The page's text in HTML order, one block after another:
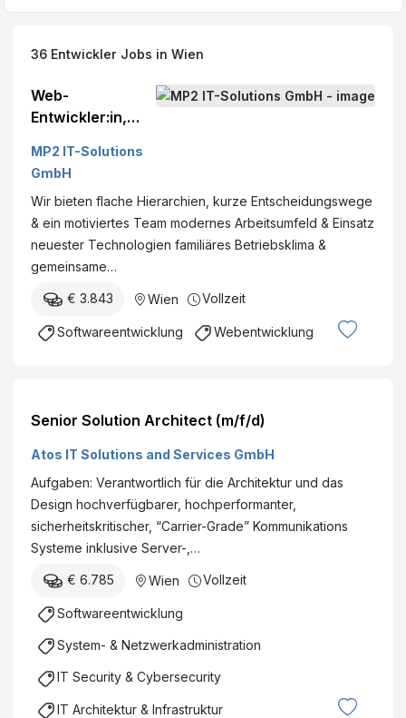
36 Entwickler Jobs in Wien
Web-
Entwickler:in,
MP2 IT
MP2 IT-Solutions
GmbH
Wir bieten flache Hierarchien, kurze Entscheidungswege
& ein motiviertes Team modernes Arbeitsumfeld & Einsatz
neuester Technologien familiäres Betriebsklima &
gemeinsame…
€ 3.843 Wien Vollzeit
Softwareentwicklung Webentwicklung
Senior Solution Architect (m/f/d)
Atos IT Solutions and Services GmbH
Aufgaben: Verantwortlich für die Architektur und das
Design hochverfügbarer, hochperformanter,
sicherheitskritischer, “Carrier-Grade” Kommunikations
Systeme inklusive Server-,…
€ 6.785 Wien Vollzeit
Softwareentwicklung
System- & Netzwerkadministration
IT Security & Cybersecurity
IT Architektur & Infrastruktur